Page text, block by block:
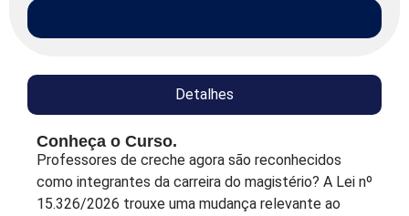
Detalhes
Conheça o Curso.
Professores de creche agora são reconhecidos
como integrantes da carreira do magistério? A Lei nº
15.326/2026 trouxe uma mudança relevante ao